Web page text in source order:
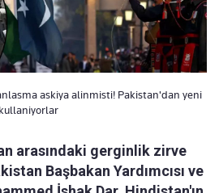
askiya alinmisti! Pakistan'dan yeni
arasındaki gerginlik zirve
Başbakan Yardımcısı ve